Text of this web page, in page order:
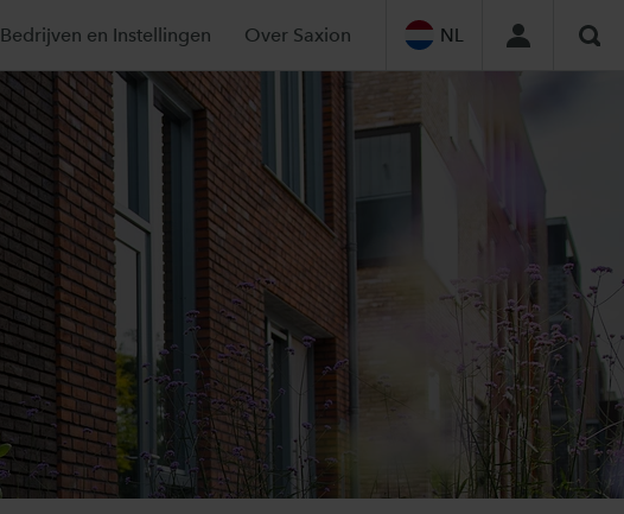
Bedrijven en Instellingen Over Saxion NL